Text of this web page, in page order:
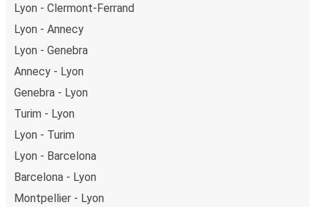
Lyon - Clermont-Ferrand
Lyon - Annecy
Lyon - Genebra
Annecy - Lyon
Genebra - Lyon
Turim - Lyon
Lyon - Turim
Lyon - Barcelona
Barcelona - Lyon
Montpellier - Lyon